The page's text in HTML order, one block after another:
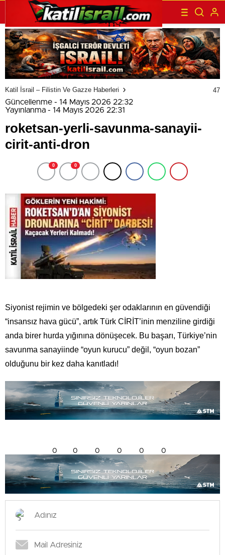
Katil İsrail – Filistin Ve Gazze Haberleri 47
Güncellenme - 14 Mayıs 2026 22:32
Yayınlanma - 14 Mayıs 2026 22:31
roketsan-yerli-savunma-sanayii-
cirit-anti-dron
0 0
Siyonist rejimin ve bölgedeki şer odaklarının en güvendiği
“insansız hava gücü”, artık Türk CİRİT’inin menziline girdiği
anda birer hurda yığınına dönüşecek. Bu başarı, Türkiye’nin
savunma sanayiinde “oyun kurucu” değil, “oyun bozan”
olduğunu bir kez daha kanıtladı!
0 0 0 0 0 0